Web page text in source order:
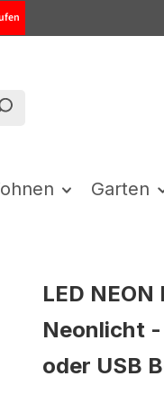
Garten
LED
Neonlicht
oder USB